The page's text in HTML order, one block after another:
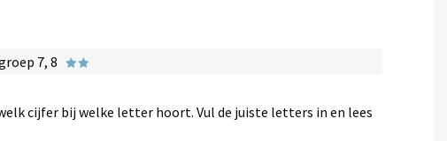
7, 8
cijfer bij welke letter hoort. Vul de juiste letters in en lees